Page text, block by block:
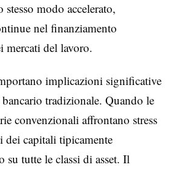
modo accelerato,
nel finanziamento
mercati del lavoro.
implicazioni significative
tradizionale. Quando le
convenzionali affrontano stress
dei capitali tipicamente
tutte le classi di asset. Il